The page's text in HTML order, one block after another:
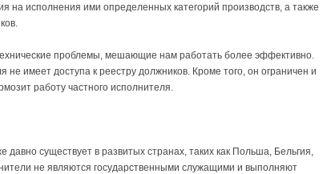
на исполнения ими определенных категорий производств, а также
проблемы, мешающие нам работать более эффективно.
имеет доступа к реестру должников. Кроме того, он ограничен и
работу частного исполнителя.
давно существует в развитых странах, таких как Польша, Бельгия,
не являются государственными служащими и выполняют